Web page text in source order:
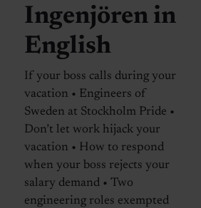
Ingenjören in
English
If your boss calls during your
vacation • Engineers of
Sweden at Stockholm Pride •
Don’t let work hijack your
vacation • How to respond
when your boss rejects your
salary demand • Two
engineering roles exempted